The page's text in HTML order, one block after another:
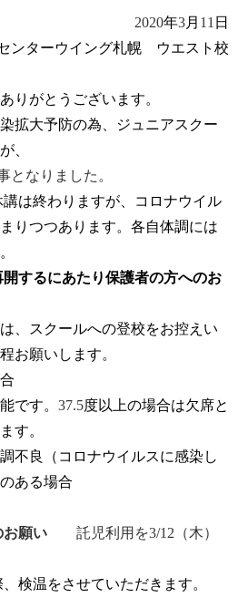
2020年3月 11 日
ンターウイング札幌 ウエスト校
りがとうございます。
拡大予防の為、ジュニアスクー
、
となりました。
は終わりますが、コロナウイル
りつつあります。各自体調には
するにあたり保護者の方へのお
、スクールへの登校をお控えい
お願いします。
です。 37.5度以上の場合は欠席と
す。
不良（コロナウイルスに感染し
ある場合
願い 託児利用を3/12 （木）
検温をさせていただきます。